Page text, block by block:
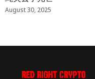
August 30, 2025